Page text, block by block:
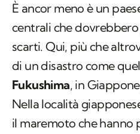
È ancor meno è un
centrali che
scarti. Qui, più che
di un disastro come
Fukushima, in
Nella località
il maremoto che hanno